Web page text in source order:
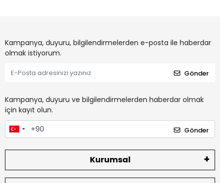
Kampanya, duyuru, bilgilendirmelerden e-posta ile haberdar
olmak istiyorum.
Gönder
Kampanya, duyuru ve bilgilendirmelerden haberdar olmak
için kayıt olun.
Gönder
Kurumsal